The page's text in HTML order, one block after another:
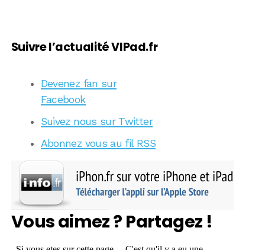
Suivre l’actualité VIPad.fr
Devenez fan sur
Facebook
Suivez nous sur Twitter
Abonnez vous au fil RSS
Vous aimez ? Partagez !